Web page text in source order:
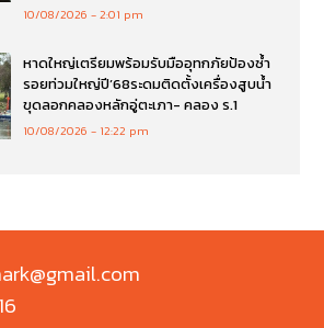
10/08/2026 2:01 pm
หาดใหญ่เตรียมพร้อมรับมืออุทกภัยป้องซ้ำ
รอยท่วมใหญ่ปี’68ระดมติดตั้งเครื่องสูบน้ำ
ขุดลอกคลองหลักอู่ตะเภา- คลอง ร.1
10/08/2026 12:22 pm